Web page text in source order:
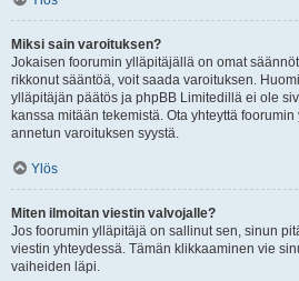
Miksi sain varoituksen?
Jokaisen foorumin ylläpitäjällä on omat
rikkonut sääntöä, voit saada varoituksen.
ylläpitäjän päätös ja phpBB Limitedillä ei ole
kanssa mitään tekemistä. Ota yhteyttä
annetun varoituksen syystä.
Ylös
Miten ilmoitan viestin valvojalle?
Jos foorumin ylläpitäjä on sallinut sen, sinun
viestin yhteydessä. Tämän klikkaaminen vie
vaiheiden läpi.